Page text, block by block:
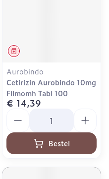
Geneesmiddel
Aurobindo
Cetirizin Aurobindo 10mg
Filmomh Tabl 100
€ 14,39
Bestel